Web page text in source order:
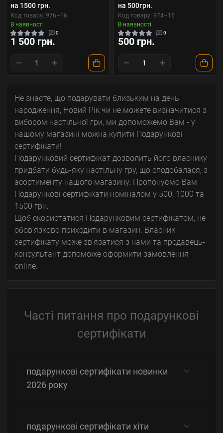
на 1500 грн.
Код товару: 976~16
В наявності
0
1 500 грн.
на 500грн.
Код товару: 974~16
В наявності
0
500 грн.
Не знаєте, що подарувати близьким на день
народження, Новий Рік чи не можете визначитися з
вибором настільної гри, ми допоможемо Вам - у
нашому магазині можна купити Подарункові
сертифікати!
Подарунковий сертифікат дозволить його власнику
придбати будь-яку настільну гру, що сподобалася, з
асортименту нашого магазину. Пропонуємо Вам
Подарункові сертифікати номіналом у 500, 1000 та
1500 грн.
Щоб скористатися Подарунковим сертифікатом, не
обов'язково приходити в магазин. Власник
сертифікату може зв'язатися з нами та продавець-
консультант допоможе оформити замовлення
online.
Часті питання про подарункові
сертифікати
подарункові сертифікати новинки
2026 року
подарункові сертифікати хіти